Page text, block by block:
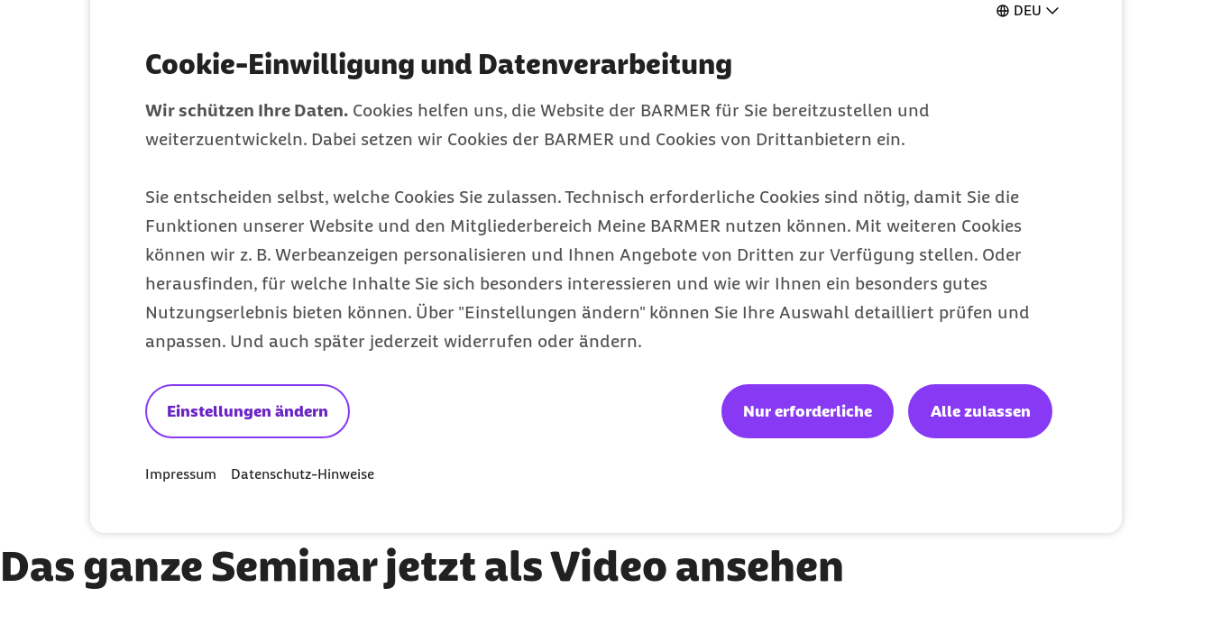
DEU
Cookie-Einwilligung und Datenverarbeitung
Wir schützen Ihre Daten. Cookies helfen uns, die Website der BARMER für Sie bereitzustellen und
weiterzuentwickeln. Dabei setzen wir Cookies der BARMER und Cookies von Drittanbietern ein.
Sie entscheiden selbst, welche Cookies Sie zulassen. Technisch erforderliche Cookies sind nötig, damit Sie die
Funktionen unserer Website und den Mitgliederbereich Meine BARMER nutzen können. Mit weiteren Cookies
können wir z. B. Werbeanzeigen personalisieren und Ihnen Angebote von Dritten zur Verfügung stellen. Oder
herausfinden, für welche Inhalte Sie sich besonders interessieren und wie wir Ihnen ein besonders gutes
Nutzungserlebnis bieten können. Über "Einstellungen ändern" können Sie Ihre Auswahl detailliert prüfen und
anpassen. Und auch später jederzeit widerrufen oder ändern.
Einstellungen ändern Nur erforderliche Alle zulassen
Impressum Datenschutz-Hinweise
Ihre Referierenden
Felicia Ullrich
Das ganze Seminar jetzt als Video ansehen